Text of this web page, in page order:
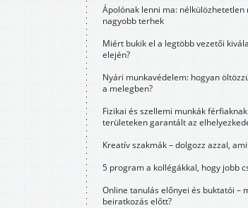
Ápolónak lenni ma: nélkülözhetetlen
nagyobb terhek
Miért bukik el a legtöbb vezetői
elején?
Nyári munkavédelem: hogyan
a melegben?
Fizikai és szellemi munkák
területeken garantált az
Kreatív szakmák – dolgozz azzal,
5 program a kollégákkal, hogy jobb
Online tanulás előnyei és buktatói –
beiratkozás előtt?